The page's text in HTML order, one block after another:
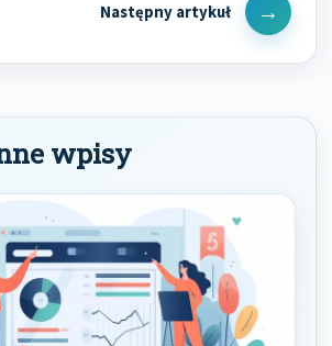
Next
Post
wpisy